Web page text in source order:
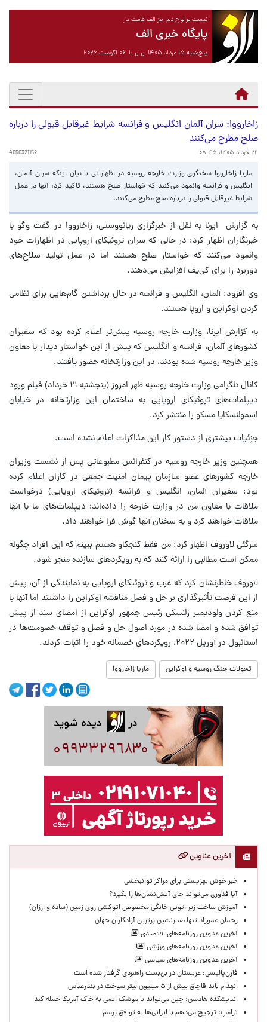
نیست بر لوح دلم جز الف قامت یار
پایگاه خبری الف
پنج‌شنبه ۱۵ مرداد ۱۴۰۵ برابر با ۰۶ آگوست ۲۰۲۶
زاخارووا: سران آلمان انگلیس و فرانسه شرایط غیرقابل قبولی را درباره
صلح مطرح می‌کنند
۲۲ خرداد ۱۴۰۵، ۰۸:۴۵ 4050321152
ماریا زاخارووا سخنگوی وزارت خارجه روسیه در اظهاراتی با بیان اینکه سران آلمان،
انگلیس و فرانسه وانمود می‌کنند که خواستار صلح هستند، تاکید کرد: آنها در عمل
شرایط غیرقابل قبولی را درباره صلح مطرح می‌کنند.
به گزارش ایرنا به نقل از خبرگزاری ریانووستی، زاخارووا در گفت وگو با
خبرنگاران اظهار کرد: در حالی که سران تروئیکای اروپایی در اظهارات خود
وانمود می‌کنند که خواستار صلح هستند اما در عمل تولید سلاح‌های
دوربرد را برای کی‌یف افزایش می‌دهند.
وی افزود: آلمان، انگلیس و فرانسه در حال برداشتن گام‌هایی برای نظامی
کردن اوکراین و اروپا هستند.
به گزارش ایرنا، وزارت خارجه روسیه پیش‌تر اعلام کرده بود که سفیران
کشورهای آلمان، فرانسه و انگلیس که پیش از این خواستار دیدار با معاون
وزیر خارجه روسیه شده بودند، در این وزارتخانه حضور یافتند.
کانال تلگرامی وزارت خارجه روسیه ظهر امروز (پنجشنبه ۲۱ خرداد) فیلم ورود
دیپلمات‌های تروئیکای اروپایی به ساختمان این وزارتخانه در خیابان
اسمولنسکایا مسکو را منتشر کرد.
جزئیات بیشتری از دستور کار این مذاکرات اعلام نشده است.
همچنین وزیر خارجه روسیه در کنفرانس مطبوعاتی پس از نشست وزیران
خارجه کشورهای عضو سازمان پیمان امنیت جمعی در کازان اعلام کرده
بود:‌ سفیران آلمان، انگلیس و فرانسه (تروئیکای اروپایی) درخواست
ملاقات با معاون من در وزارت خارجه را داده‌اند؛ دیپلمات‌های ما با آنها
ملاقات خواهند کرد و به سخنان آنها گوش فرا خواهند داد.
سرگئی لاوروف اظهار کرد: من فقط کنجکاو هستم ببینم که این افراد چگونه
ممکن است مطالبی را ارائه کنند که به رویکردهای سازنده منجر شود.
لاوروف خاطرنشان کرد که غرب و تروئیکای اروپایی به نمایندگی از آن، پیش
از این فرصت تأثیرگذاری بر حل و فصل مناقشه اوکراین را داشتند اما آنها با
منع کردن ولودیمیر زلنسکی رئیس جمهور اوکراین از امضای سند از پیش
توافق شده و امضا شده در مورد اصول حل و فصل و توقف خصومت‌ها در
استانبول در آوریل ۲۰۲۲، رویکردهای خصمانه خود را اثبات کردند.
تحولات جنگ روسیه و اوکراین ماریا زاخارووا
آخرین عناوین
خبر خوش بهزیستی برای مراکز توانبخشی
آیا فناوری می‌تواند جای آتش‌نشان‌ها را بگیرد؟
آموزش ساخت زیر اتویی خانگی مخصوص اتوکشی روی زمین (ساده و ارزان)
رحمان عموزاد تنها صدرنشین برترین آزادکاران جهان
آخرین عناوین روزنامه‌های اقتصادی
آخرین عناوین روزنامه‌های ورزشی
آخرین عناوین روزنامه‌های سیاسی
فارن‌پالیسی: عربستان در بن‌بست راهبردی گرفتار شده است
انهدام باند قاچاق بیش از ۵ میلیون لیتر سوخت در بندرعباس
اندیشکده هادسن: چین می‌تواند با موشک اتمی به خاک آمریکا حمله کند
ترامپ: ترجیح می‌دهم با ایرانی‌‌ها به توافق برسم